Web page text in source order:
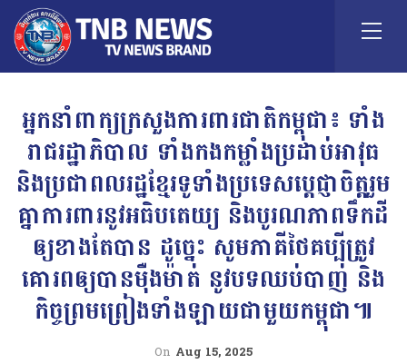
អ្នកនាំពាក្យក្រសួងការពារជាតិកម្ពុជា៖ ទាំង
រាជរដ្ឋាភិបាល ទាំងកងកម្លាំងប្រដាប់អាវុធ
និងប្រជាពលរដ្ឋខ្មែរទូទាំងប្រទេសប្តេជ្ញាចិត្តរួម
គ្នាការពារនូវអធិបតេយ្យ និងបូរណភាពទឹកដី
ឲ្យខាងតែបាន ដូច្នេះ សូមភាគីថៃគប្បីត្រូវ
គោរពឲ្យបានម៉ឺងម៉ាត់ នូវបទឈប់បាញ់ និង
កិច្ចព្រមព្រៀងទាំងឡាយជាមួយកម្ពុជា៕
On Aug 15, 2025